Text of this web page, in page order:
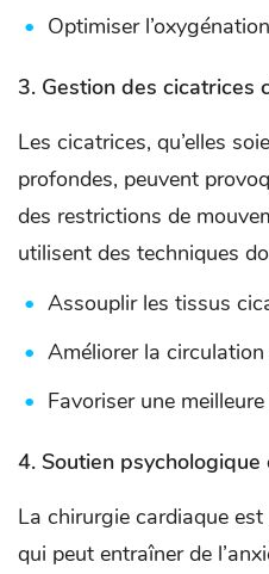
Optimiser
3. Gestion des cicatrices
Les cicatrices, qu’elles
profondes, peuvent
des restrictions de
utilisent des techniques
Assouplir les tissus
Améliorer la
Favoriser une
4. Soutien
La chirurgie cardiaque
qui peut entraîner de